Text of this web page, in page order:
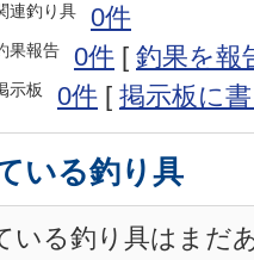
連釣り具 0件
果報告 0件 [ 釣果を報
示板 0件 [ 掲示板に
いる釣り具
いる釣り具はまだ